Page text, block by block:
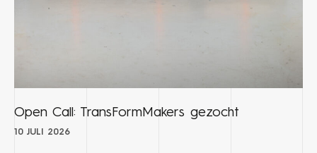
Open Call: TransFormMakers gezocht
10 JULI 2026